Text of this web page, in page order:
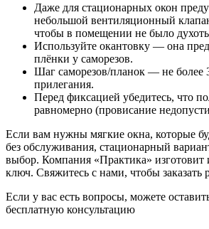
Даже для стационарных окон
небольшой вентиляционный
чтобы в помещении не было
Используйте окантовку — она
плёнки у саморезов.
Шаг саморезов/планок — не более
прилегания.
Перед фиксацией убедитесь, что
равномерно (провисание
Если вам нужны мягкие окна, которые
без обслуживания, стационарный
выбор. Компания «Практика» изготовит
ключ. Свяжитесь с нами, чтобы заказать
Если у вас есть вопросы, можете
бесплатную консультацию